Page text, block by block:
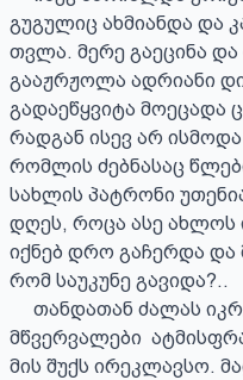
გუგულიც ახმიანდა და
თვლა. მერე გაეცინა და
გააჟრჟოლა ადრიანი
გადაეწყვიტა მოეცადა
რადგან ისევ არ
რომლის ძებნასაც
სახლის პატრონი
დღეს, როცა ასე ახლოს
იქნებ დრო გაჩერდა
რომ საუკუნე გავიდა?..
მწვერვალები
მის შუქს ირეკლავსო.